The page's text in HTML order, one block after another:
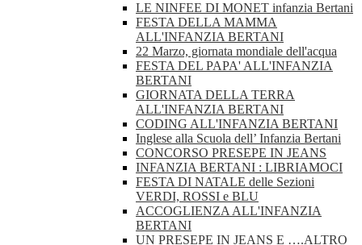
LE NINFEE DI MONET infanzia Bertani
FESTA DELLA MAMMA
ALL'INFANZIA BERTANI
22 Marzo, giornata mondiale dell'acqua
FESTA DEL PAPA' ALL'INFANZIA
BERTANI
GIORNATA DELLA TERRA
ALL'INFANZIA BERTANI
CODING ALL'INFANZIA BERTANI
Inglese alla Scuola dell’ Infanzia Bertani
CONCORSO PRESEPE IN JEANS
INFANZIA BERTANI : LIBRIAMOCI
FESTA DI NATALE delle Sezioni
VERDI, ROSSI e BLU
ACCOGLIENZA ALL'INFANZIA
BERTANI
UN PRESEPE IN JEANS E ….ALTRO